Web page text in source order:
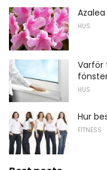
HUS
Varför
HUS
Hur
FITNESS